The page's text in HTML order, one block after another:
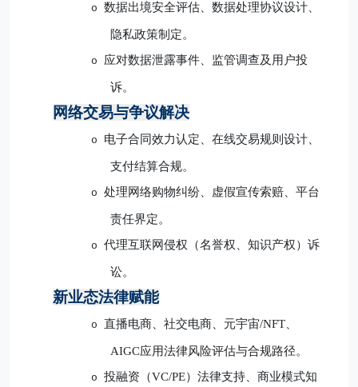
o 数据出境安全评估、数据处理协议设计、
隐私政策制定。
o 应对数据泄露事件、监管调查及用户投
诉。
网络交易与争议解决
o 电子合同效力认定、在线交易规则设计、
支付结算合规。
o 处理网络购物纠纷、虚假宣传索赔、平台
责任界定。
o 代理互联网侵权（名誉权、知识产权）诉
讼。
新业态法律赋能
o 直播电商、社交电商、元宇宙/NFT、
AIGC应用法律风险评估与合规路径。
o 投融资（VC/PE）法律支持、商业模式知